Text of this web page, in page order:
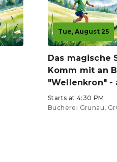
Tue, August 25
Das magische
Komm mit an
"Wellenkron" -
Starts at 4:30 PM
Bücherei Grünau,